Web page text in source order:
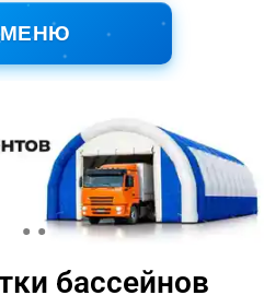
МЕНЮ
бассейнов